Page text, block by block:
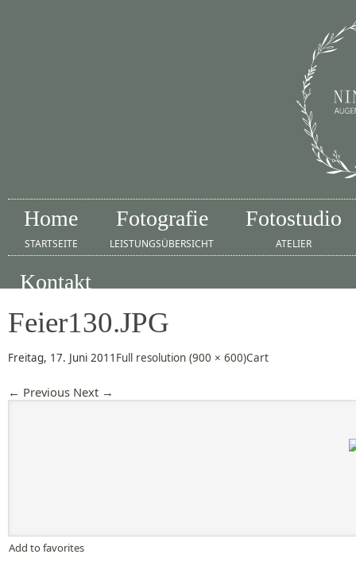
Home
STARTSEITE
Fotografie
LEISTUNGSÜBERSICHT
Fotostudio
ATELIER
Kontakt
Feier130.JPG
Freitag, 17. Juni 2011 Full resolution (900 × 600)Cart
← Previous Next →
Add to favorites